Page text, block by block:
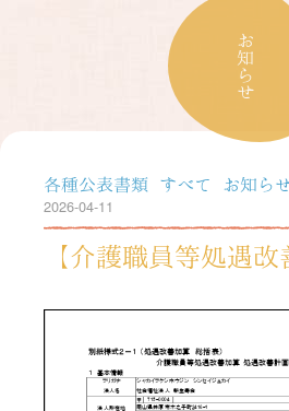
お知らせ
各種公表書類 すべて
お知ら
2026-04-11
【介護職員等処遇